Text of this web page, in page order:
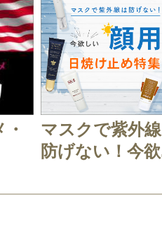
した。ジェーンア
透明感があって
ります。色はアイ
役
日：2016年01月
マスクで紫外
防げない！今